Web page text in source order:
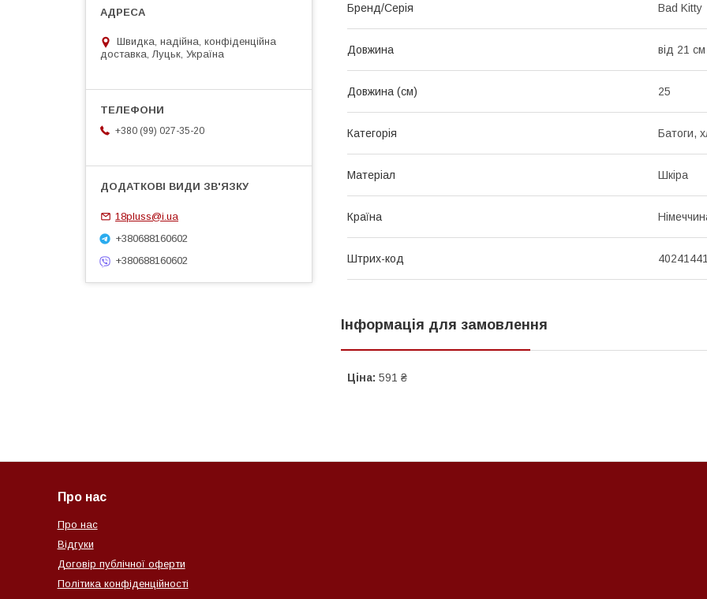
Бренд/Серія Bad Kitty
Довжина від 21 см
Довжина (см) 25
Категорія Батоги,
Матеріал Шкіра
Країна
Штрих-код
Інформація для замовлення
Ціна: 591 ₴
Швидка, надійна, конфіденційна
доставка, Луцьк, Україна
+380 (99) 027-35-20
18pluss@i.ua
+380688160602
+380688160602
Про нас
Про нас
Відгуки
Договір публічної оферти
Політика конфіденційності